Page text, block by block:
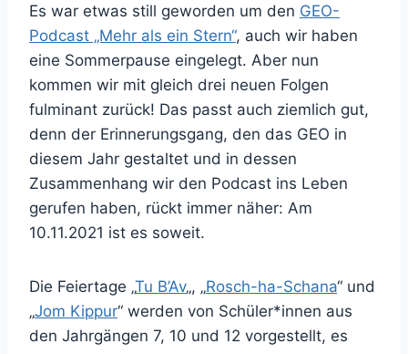
Es war etwas still geworden um den GEO-
Podcast „Mehr als ein Stern“, auch wir haben
eine Sommerpause eingelegt. Aber nun
kommen wir mit gleich drei neuen Folgen
fulminant zurück! Das passt auch ziemlich gut,
denn der Erinnerungsgang, den das GEO in
diesem Jahr gestaltet und in dessen
Zusammenhang wir den Podcast ins Leben
gerufen haben, rückt immer näher: Am
10.11.2021 ist es soweit.
Die Feiertage „Tu B’Av„, „Rosch-ha-Schana“ und
„Jom Kippur“ werden von Schüler*innen aus
den Jahrgängen 7, 10 und 12 vorgestellt, es